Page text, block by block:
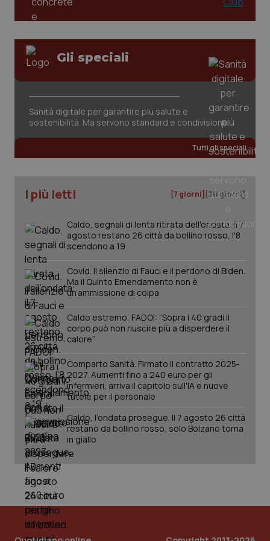
Gli speciali
Sanità digitale per garantire più salute e
sostenibilità. Ma servono standard e condivisione
Tutti gli speciali
I più letti [7 giorni] [30 giorni]
Caldo, segnali di lenta ritirata dell'ondata: il 7
agosto restano 26 città da bollino rosso, l'8
scendono a 19
Covid. Il silenzio di Fauci e il perdono di Biden.
Ma il Quinto Emendamento non è
un’ammissione di colpa
Caldo estremo, FADOI: “Sopra i 40 gradi il
corpo può non riuscire più a disperdere il
calore”
Comparto Sanità. Firmato il contratto 2025-
2027. Aumenti fino a 240 euro per gli
infermieri, arriva il capitolo sull'IA e nuove
tutele per il personale
Caldo, l’ondata prosegue. Il 7 agosto 26 città
restano da bollino rosso, solo Bolzano torna
in giallo
www.quotidianosanita.it
tracking-sites-ironfish-
tracking-sites-ironfish-
session-id
www.quotidianosanita.it
_ga
Google LLC
.quotidianosanita.it